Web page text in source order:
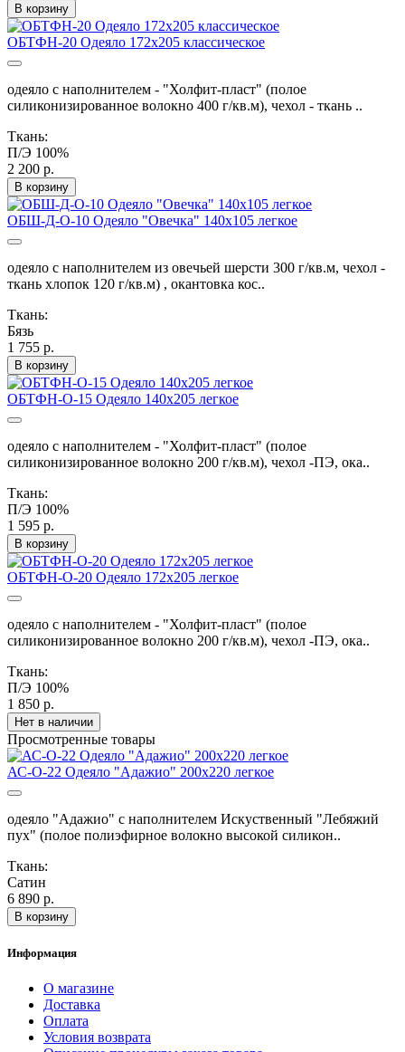
В корзину
ОБТФН-20 Одеяло 172х205 классическое
одеяло с наполнителем - "Холфит-пласт" (полое
силиконизированное волокно 400 г/кв.м), чехол - ткань ..
Ткань:
П/Э 100%
2 200 р.
В корзину
ОБШ-Д-О-10 Одеяло "Овечка" 140х105 легкое
одеяло с наполнителем из овечьей шерсти 300 г/кв.м, чехол -
ткань хлопок 120 г/кв.м) , окантовка кос..
Ткань:
Бязь
1 755 р.
В корзину
ОБТФН-О-15 Одеяло 140х205 легкое
одеяло с наполнителем - "Холфит-пласт" (полое
силиконизированное волокно 200 г/кв.м), чехол -ПЭ, ока..
Ткань:
П/Э 100%
1 595 р.
В корзину
ОБТФН-О-20 Одеяло 172х205 легкое
одеяло с наполнителем - "Холфит-пласт" (полое
силиконизированное волокно 200 г/кв.м), чехол -ПЭ, ока..
Ткань:
П/Э 100%
1 850 р.
Нет в наличии
Просмотренные товары
АС-О-22 Одеяло "Адажио" 200х220 легкое
одеяло "Адажио" с наполнителем Искуственный "Лебяжий
пух" (полое полиэфирное волокно высокой силикон..
Ткань:
Сатин
6 890 р.
В корзину
Информация
О магазине
Доставка
Оплата
Условия возврата